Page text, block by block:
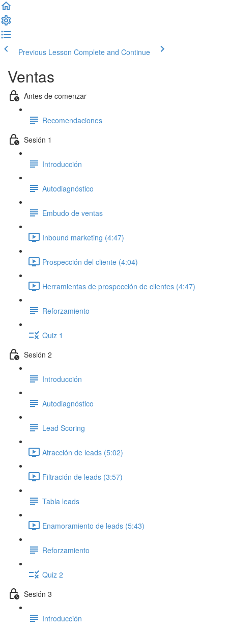
Previous Lesson Complete and Continue
Ventas
Antes de comenzar
Recomendaciones
Sesión 1
Introducción
Autodiagnóstico
Embudo de ventas
Inbound marketing (4:47)
Prospección del cliente (4:04)
Herramientas de prospección de clientes (4:47)
Reforzamiento
Quiz 1
Sesión 2
Introducción
Autodiagnóstico
Lead Scoring
Atracción de leads (5:02)
Filtración de leads (3:57)
Tabla leads
Enamoramiento de leads (5:43)
Reforzamiento
Quiz 2
Sesión 3
Introducción